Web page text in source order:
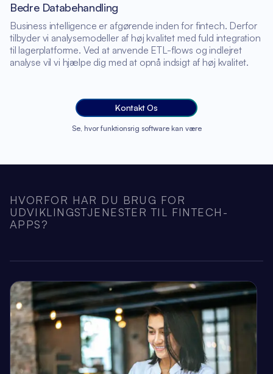
Bedre Databehandling
Business intelligence er afgørende inden for fintech. Derfor
tilbyder vi analysemodeller af høj kvalitet med fuld integration
til lagerplatforme. Ved at anvende ETL-flows og indlejret
analyse vil vi hjælpe dig med at opnå indsigt af høj kvalitet.
Kontakt Os
Se, hvor funktionsrig software kan være
HVORFOR HAR DU BRUG FOR
UDVIKLINGSTJENESTER TIL FINTECH-
APPS?